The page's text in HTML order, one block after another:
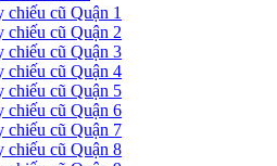
chiếu cũ Quận 1
chiếu cũ Quận 2
chiếu cũ Quận 3
chiếu cũ Quận 4
chiếu cũ Quận 5
chiếu cũ Quận 6
chiếu cũ Quận 7
chiếu cũ Quận 8